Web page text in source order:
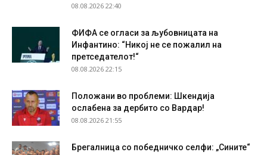
08.08.2026 22:40
ФИФА се огласи за љубовницата на
Инфантино: “Никој не се пожалил на
претседателот!“
08.08.2026 22:15
Положани во проблеми: Шкендија
ослабена за дербито со Вардар!
08.08.2026 21:55
Брегалница со победничко селфи: „Сините“